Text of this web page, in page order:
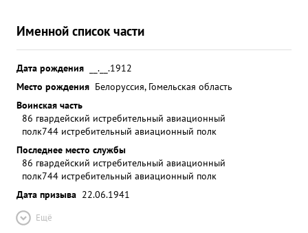
Именной список части
Дата рождения
__.__.1912
Место рождения Белоруссия, Гомельская область
Воинская часть
86 гвардейский истребительный авиационный
полк744 истребительный авиационный полк
Последнее место службы
86 гвардейский истребительный авиационный
полк744 истребительный авиационный полк
Дата призыва 22.06.1941
Ещё